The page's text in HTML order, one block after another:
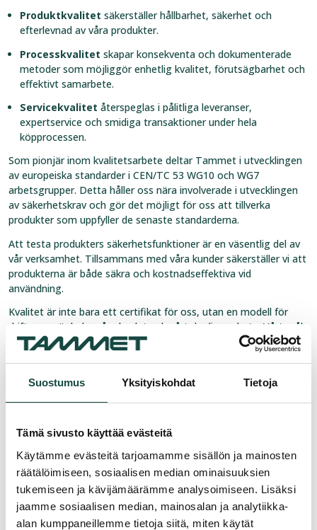
Suostumus Yksityiskohdat Tietoja
Tämä sivusto käyttää evästeitä
Käytämme evästeitä tarjoamamme sisällön ja mainosten
räätälöimiseen, sosiaalisen median ominaisuuksien
tukemiseen ja kävijämäärämme analysoimiseen. Lisäksi
jaamme sosiaalisen median, mainosalan ja analytiikka-
alan kumppaneillemme tietoja siitä, miten käytät
Produktkvalitet säkerställer hållbarhet, säkerhet och
efterlevnad av våra produkter.
Processkvalitet skapar konsekventa och dokumenterade
metoder som möjliggör enhetlig kvalitet, förutsägbarhet och
effektivt samarbete.
Servicekvalitet återspeglas i pålitliga leveranser,
expertservice och smidiga transaktioner under hela
köpprocessen.
Som pionjär inom kvalitetsarbete deltar Tammet i utvecklingen
av europeiska standarder i CEN/TC 53 WG10 och WG7
arbetsgrupper. Detta håller oss nära involverade i utvecklingen
av säkerhetskrav och gör det möjligt för oss att tillverka
produkter som uppfyller de senaste standarderna.
Att testa produkters säkerhetsfunktioner är en väsentlig del av
vår verksamhet. Tillsammans med våra kunder säkerställer vi att
produkterna är både säkra och kostnadseffektiva vid
användning.
Kvalitet är inte bara ett certifikat för oss, utan en modell för
drift som vägleder våra beslut och vårt dagliga arbete. Vårt mål
är att varje produkt och tjänst som lämnar Tammet uppfyller
utmärkta kvalitetskrav och stödjer våra kunders framgång i